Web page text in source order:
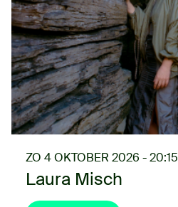
ZO 4 OKTOBER 2026 - 20:15
Laura Misch